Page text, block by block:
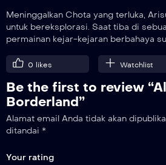
Meninggalkan Chota yang terluka,
untuk bereksplorasi. Saat tiba di
permainan kejar-kejaran berbahaya
0 likes Watchlist
Be the first to review
Borderland”
Alamat email Anda tidak akan
ditandai *
Your rating